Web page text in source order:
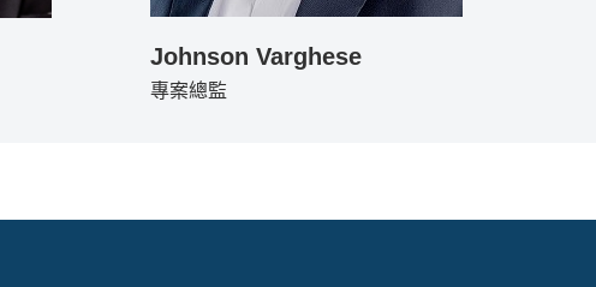
Johnson Varghese
專案總監